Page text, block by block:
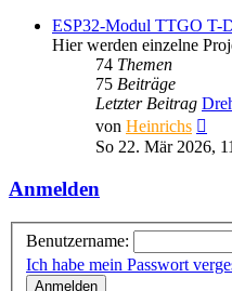
ESP32-Modul TTGO T-
Hier werden einzelne
74 Themen
75 Beiträge
Letzter Beitrag
von Heinrichs
So 22. Mär 2026,
Anmelden
Benutzername:
Ich habe mein Passwort